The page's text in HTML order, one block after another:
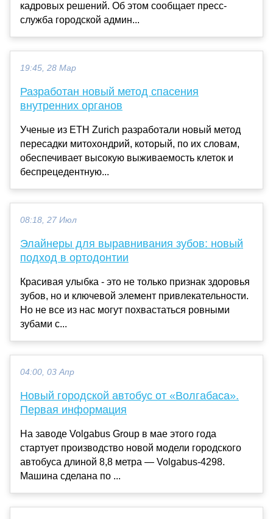
кадровых решений. Об этом сообщает пресс-
служба городской админ...
19:45, 28 Мар
Разработан новый метод спасения
внутренних органов
Ученые из ETH Zurich разработали новый метод
пересадки митохондрий, который, по их словам,
обеспечивает высокую выживаемость клеток и
беспрецедентную...
08:18, 27 Июл
Элайнеры для выравнивания зубов: новый
подход в ортодонтии
Красивая улыбка - это не только признак здоровья
зубов, но и ключевой элемент привлекательности.
Но не все из нас могут похвастаться ровными
зубами с...
04:00, 03 Апр
Новый городской автобус от «Волгабаса».
Первая информация
На заводе Volgabus Group в мае этого года
стартует производство новой модели городского
автобуса длиной 8,8 метра — Volgabus-4298.
Машина сделана по ...